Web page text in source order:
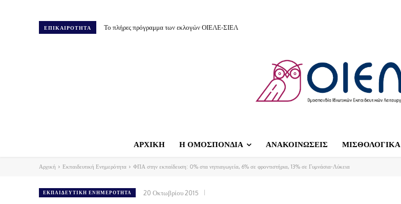
ΕΠΙΚΑΙΡΟΤΗΤΑ Το πλήρες πρόγραμμα των εκλογών ΟΙΕΛΕ-ΣΙΕΛ
ΑΡΧΙΚΗ Η ΟΜΟΣΠΟΝΔΙΑ ΑΝΑΚΟΙΝΩΣΕΙΣ ΜΙΣΘΟΛΟΓΙΚΑ
Αρχική Εκπαιδευτική Ενημερότητα ΦΠΑ στην εκπαίδευση: 0% στα νηπιαγωγεία, 6% σε φροντιστήρια, 13% σε Γυμνάσια-Λύκεια
ΕΚΠΑΙΔΕΥΤΙΚΉ ΕΝΗΜΕΡΌΤΗΤΑ 20 Οκτωβρίου 2015